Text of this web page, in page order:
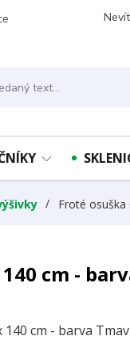
Froté osuška
cm -